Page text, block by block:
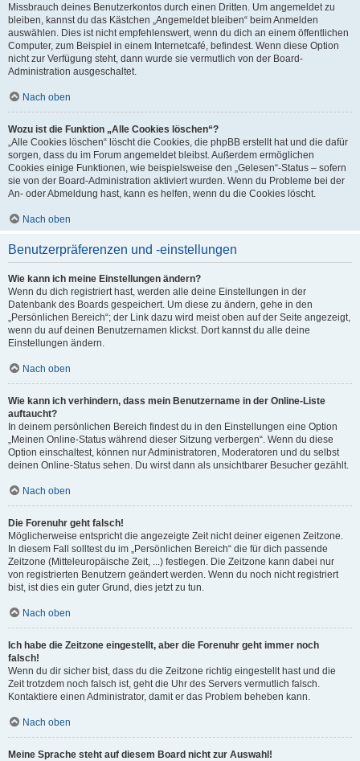
Missbrauch deines Benutzerkontos durch einen Dritten. Um angemeldet zu
bleiben, kannst du das Kästchen „Angemeldet bleiben“ beim Anmelden
auswählen. Dies ist nicht empfehlenswert, wenn du dich an einem öffentlichen
Computer, zum Beispiel in einem Internetcafé, befindest. Wenn diese Option
nicht zur Verfügung steht, dann wurde sie vermutlich von der Board-
Administration ausgeschaltet.
Nach oben
Wozu ist die Funktion „Alle Cookies löschen“?
„Alle Cookies löschen“ löscht die Cookies, die phpBB erstellt hat und die dafür
sorgen, dass du im Forum angemeldet bleibst. Außerdem ermöglichen
Cookies einige Funktionen, wie beispielsweise den „Gelesen“-Status – sofern
sie von der Board-Administration aktiviert wurden. Wenn du Probleme bei der
An- oder Abmeldung hast, kann es helfen, wenn du die Cookies löscht.
Nach oben
Benutzerpräferenzen und -einstellungen
Wie kann ich meine Einstellungen ändern?
Wenn du dich registriert hast, werden alle deine Einstellungen in der
Datenbank des Boards gespeichert. Um diese zu ändern, gehe in den
„Persönlichen Bereich“; der Link dazu wird meist oben auf der Seite angezeigt,
wenn du auf deinen Benutzernamen klickst. Dort kannst du alle deine
Einstellungen ändern.
Nach oben
Wie kann ich verhindern, dass mein Benutzername in der Online-Liste
auftaucht?
In deinem persönlichen Bereich findest du in den Einstellungen eine Option
„Meinen Online-Status während dieser Sitzung verbergen“. Wenn du diese
Option einschaltest, können nur Administratoren, Moderatoren und du selbst
deinen Online-Status sehen. Du wirst dann als unsichtbarer Besucher gezählt.
Nach oben
Die Forenuhr geht falsch!
Möglicherweise entspricht die angezeigte Zeit nicht deiner eigenen Zeitzone.
In diesem Fall solltest du im „Persönlichen Bereich“ die für dich passende
Zeitzone (Mitteleuropäische Zeit, ...) festlegen. Die Zeitzone kann dabei nur
von registrierten Benutzern geändert werden. Wenn du noch nicht registriert
bist, ist dies ein guter Grund, dies jetzt zu tun.
Nach oben
Ich habe die Zeitzone eingestellt, aber die Forenuhr geht immer noch
falsch!
Wenn du dir sicher bist, dass du die Zeitzone richtig eingestellt hast und die
Zeit trotzdem noch falsch ist, geht die Uhr des Servers vermutlich falsch.
Kontaktiere einen Administrator, damit er das Problem beheben kann.
Nach oben
Meine Sprache steht auf diesem Board nicht zur Auswahl!